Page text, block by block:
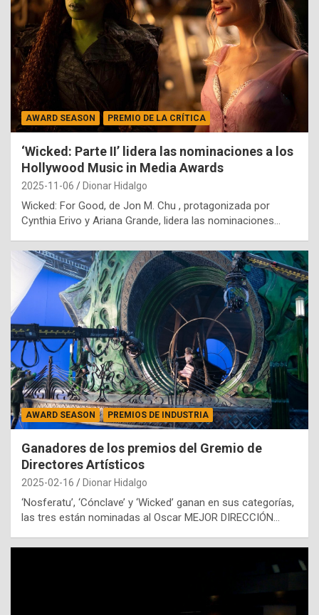
AWARD SEASON PREMIO DE LA CRÍTICA
‘Wicked: Parte II’ lidera las nominaciones a los
Hollywood Music in Media Awards
2025-11-06 Dionar Hidalgo
Wicked: For Good, de Jon M. Chu , protagonizada por
Cynthia Erivo y Ariana Grande, lidera las nominaciones…
AWARD SEASON PREMIOS DE INDUSTRIA
Ganadores de los premios del Gremio de
Directores Artísticos
2025-02-16 Dionar Hidalgo
‘Nosferatu’, ‘Cónclave’ y ‘Wicked’ ganan en sus categorías,
las tres están nominadas al Oscar MEJOR DIRECCIÓN…